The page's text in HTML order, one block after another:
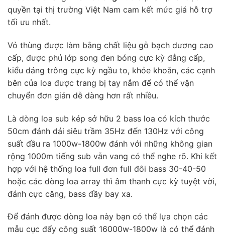
quyền tại thị trường Việt Nam cam kết mức giá hỗ trợ
tối ưu nhất.
Vỏ thùng được làm bằng chất liệu gỗ bạch dương cao
cấp, được phủ lớp song đen bóng cực kỳ đẳng cấp,
kiểu dáng trông cực kỳ ngầu to, khỏe khoắn, các cạnh
bên của loa được trang bị tay nắm để có thể vận
chuyển đơn giản dễ dàng hơn rất nhiều.
Là dòng loa sub kép sở hữu 2 bass loa có kích thước
50cm đánh dải siêu trầm 35Hz đến 130Hz với công
suất đầu ra 1000w-1800w đánh với những không gian
rộng 1000m tiếng sub vẫn vang có thể nghe rõ. Khi kết
hợp với hệ thống loa full đơn full đôi bass 30-40-50
hoặc các dòng loa array thì âm thanh cực kỳ tuyệt vời,
đánh cực căng, bass đầy bay xa.
Để đánh được dòng loa này bạn có thể lựa chọn các
mẫu cục đẩy công suất 16000w-1800w là có thể đánh